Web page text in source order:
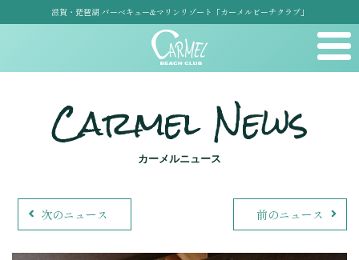
滋賀・琵琶湖 バーベキュー&マリンリゾート「カーメルビーチクラブ」
Carmel News
カーメルニュース
次のニュース 前のニュース